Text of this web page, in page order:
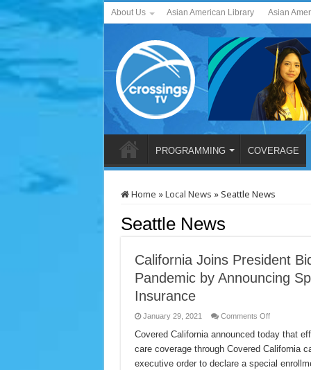
About Us Asian American Library Asian
PROGRAMMING COVERAGE
Home »Local News »Seattle News
Seattle News
California Joins President
Pandemic by Announcing
Insurance
January 29, 2021 Comments Offon
Joins
President
Biden
Responding
Covered California announced today that
care coverage through Covered California
executive order to declare a special